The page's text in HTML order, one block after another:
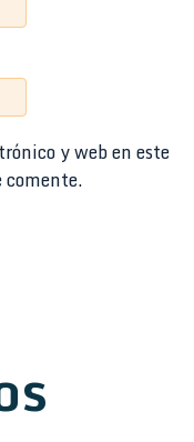
y web en este
comente.